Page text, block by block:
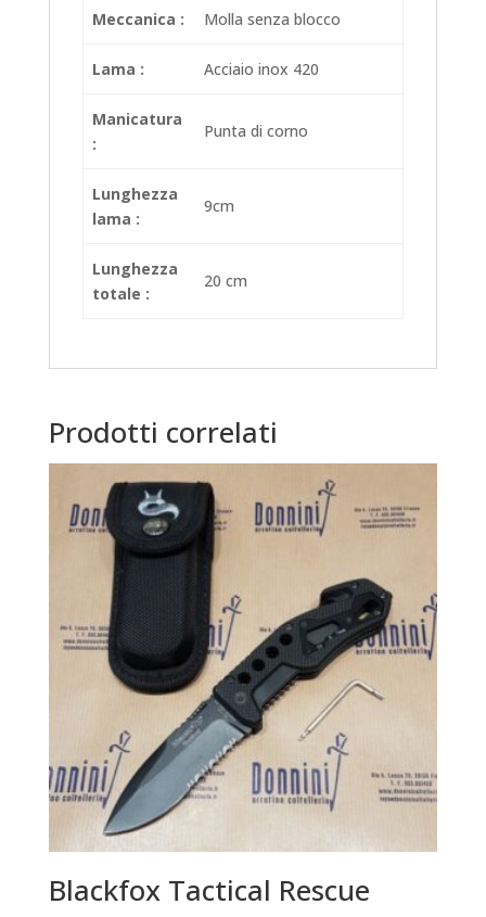
Meccanica : Molla senza blocco
Lama : Acciaio inox 420
Manicatura
:
Punta di corno
Lunghezza
lama :
9cm
Lunghezza
totale :
20 cm
Prodotti correlati
Blackfox Tactical Rescue